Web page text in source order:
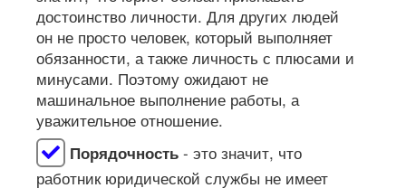
достоинство личности. Для других людей
он не просто человек, который выполняет
обязанности, а также личность с плюсами и
минусами. Поэтому ожидают не
машинальное выполнение работы, а
уважительное отношение.
Порядочность - это значит, что
работник юридической службы не имеет